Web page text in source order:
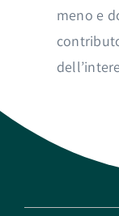
meno e